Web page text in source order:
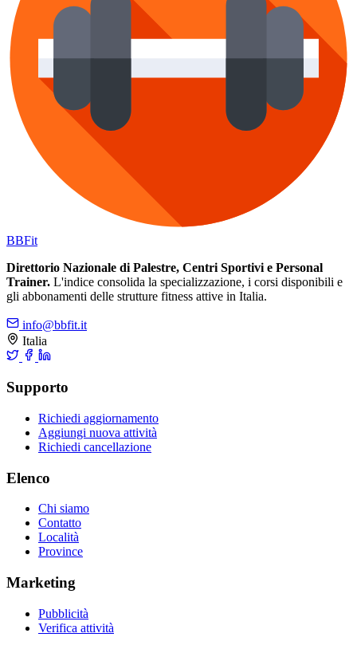
BBFit
Direttorio Nazionale di Palestre, Centri Sportivi e Personal
Trainer. L'indice consolida la specializzazione, i corsi disponibili e
gli abbonamenti delle strutture fitness attive in Italia.
info@bbfit.it
Italia
Supporto
Richiedi aggiornamento
Aggiungi nuova attività
Richiedi cancellazione
Elenco
Chi siamo
Contatto
Località
Province
Marketing
Pubblicità
Verifica attività